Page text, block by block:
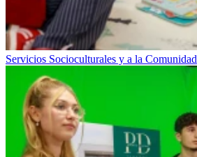
Servicios Socioculturales y a la Comunidad